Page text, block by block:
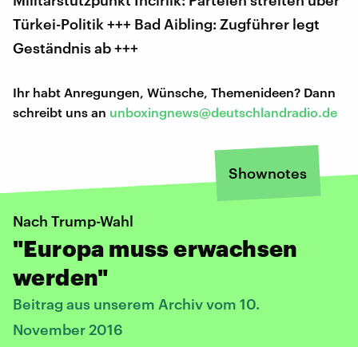
Türkei-Politik +++ Bad Aibling: Zugführer legt
Geständnis ab +++
Ihr habt Anregungen, Wünsche, Themenideen? Dann
schreibt uns an unboxingnews@deutschlandradio.de
Shownotes
Nach Trump-Wahl
"Europa muss erwachsen
werden"
Beitrag aus unserem Archiv vom 10.
November 2016